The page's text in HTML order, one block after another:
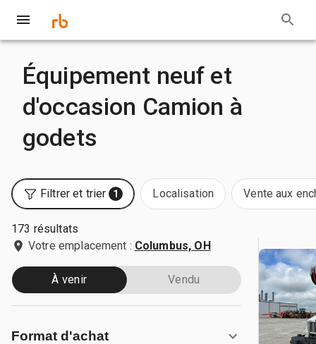
Équipement neuf et
d'occasion Camion à
godets
Filtrer et trier 1 Localisation Vente aux
173 résultats
Votre emplacement : Columbus, OH
À venir Vendu
Format d'achat